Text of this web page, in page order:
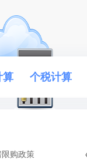
算 个税计算
购政策